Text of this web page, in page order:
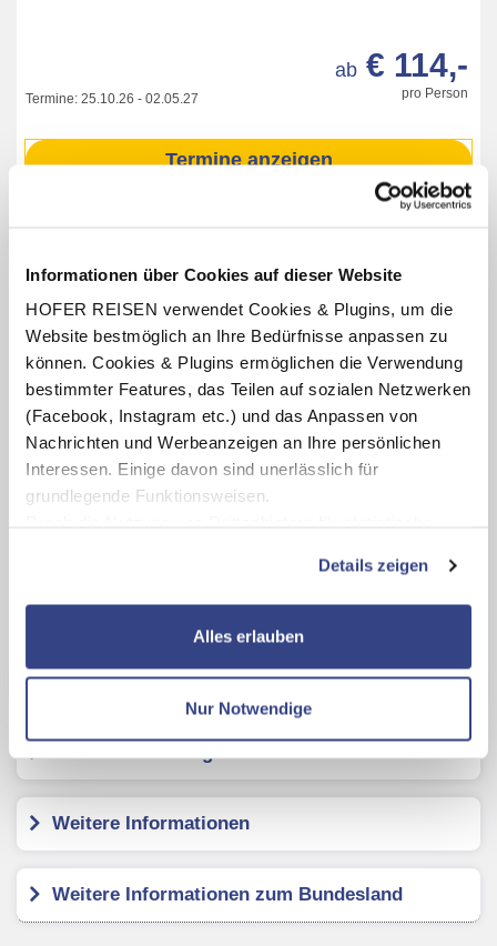
Informationen über Cookies auf dieser Website
HOFER REISEN verwendet Cookies & Plugins, um die
Website bestmöglich an Ihre Bedürfnisse anpassen zu
können. Cookies & Plugins ermöglichen die Verwendung
bestimmter Features, das Teilen auf sozialen Netzwerken
(Facebook, Instagram etc.) und das Anpassen von
Nachrichten und Werbeanzeigen an Ihre persönlichen
Interessen. Einige davon sind unerlässlich für
grundlegende Funktionsweisen.
zusätzliche Dienste bzw. Technologien von Drittanbietern
nutzen und uns sowie Dritten weitere Personalisierungen
ermöglichen, dabei kommt es auch zu Übermittlungen
Datenschutzseite
Mit Klick auf "Alles erlauben" stimmen Sie der
Verwendung der Cookies & Plugins auf unseren
Details zeigen
Alles erlauben
Nur Notwendige
Termine: 25.10.26 - 02.05.27 pro Person
ab € 114,-
Termine anzeigen
2 - 7 Nächte im Hotel Tia Apart
Verpflegung: Halbpension mit Frühstücksbuffet, abends
3-Gang-Wahlmenü bzw. Weihnachtsdinner (24.12.26)
oder Silvesterdinner (31.12.26)
Benutzung der hoteleigenen Sauna und des Dampfbades
Kinderprogramm
Bambini-Skipass für Kinder bis 7 Jahre
Gästekarte «Wintertal Basic Card»
Hotel Tia Apart
Weitere Informationen
Weitere Informationen zum Bundesland